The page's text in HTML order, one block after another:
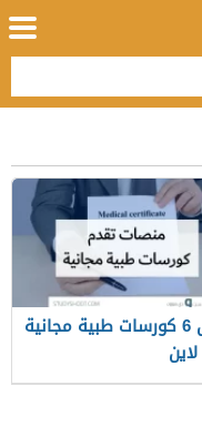
أفضل 6 كورسات طبية مجانية